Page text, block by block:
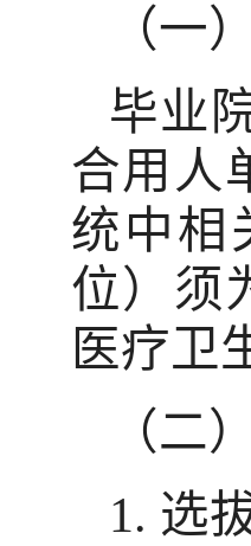
（一
毕业
合用人
统中相
位）须
医疗卫
（二
1. 选